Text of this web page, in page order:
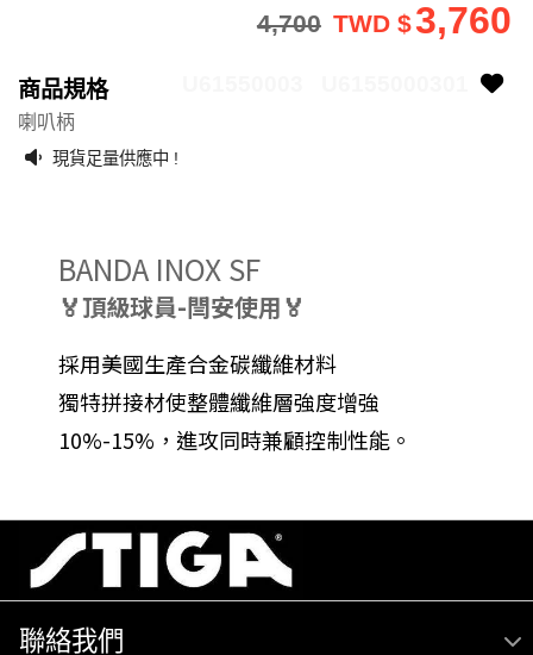
3,760
TWD $
4,700
商品規格
喇叭柄
現貨足量供應中 !
BANDA INOX SF
🏅頂級球員-閆安使用🏅
採用美國生產合金碳纖維材料
獨特拼接材使整體纖維層強度增強
10%-15%，進攻同時兼顧控制性能。
聯絡我們